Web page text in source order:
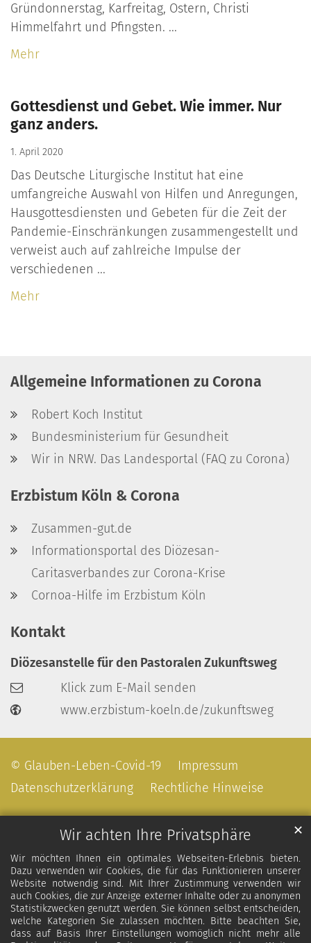
Wir achten Ihre Privatsphäre
Wir möchten Ihnen ein optimales Webseiten-Erlebnis bieten.
Dazu verwenden wir Cookies, die für das Funktionieren unserer
Website notwendig sind. Mit Ihrer Zustimmung verwenden wir
auch Cookies, die zur Anzeige externer Inhalte oder zu anonymen
Statistikzwecken genutzt werden. Sie können selbst entscheiden,
welche Kategorien Sie zulassen möchten. Bitte beachten Sie,
dass auf Basis Ihrer Einstellungen womöglich nicht mehr alle
✕
Gründonnerstag, Karfreitag, Ostern, Christi
Himmelfahrt und Pfingsten. ...
Mehr
Gottesdienst und Gebet. Wie immer. Nur
ganz anders.
1. April 2020
Das Deutsche Liturgische Institut hat eine
umfangreiche Auswahl von Hilfen und Anregungen,
Hausgottesdiensten und Gebeten für die Zeit der
Pandemie-Einschränkungen zusammengestellt und
verweist auch auf zahlreiche Impulse der
verschiedenen ...
Mehr
Allgemeine Informationen zu Corona
Robert Koch Institut
Bundesministerium für Gesundheit
Wir in NRW. Das Landesportal (FAQ zu Corona)
Erzbistum Köln & Corona
Zusammen-gut.de
Informationsportal des Diözesan-
Caritasverbandes zur Corona-Krise
Cornoa-Hilfe im Erzbistum Köln
Kontakt
Diözesanstelle für den Pastoralen Zukunftsweg
Klick zum E-Mail senden
www.erzbistum-koeln.de/zukunftsweg
© Glauben-Leben-Covid-19
Impressum
Datenschutzerklärung
Rechtliche Hinweise